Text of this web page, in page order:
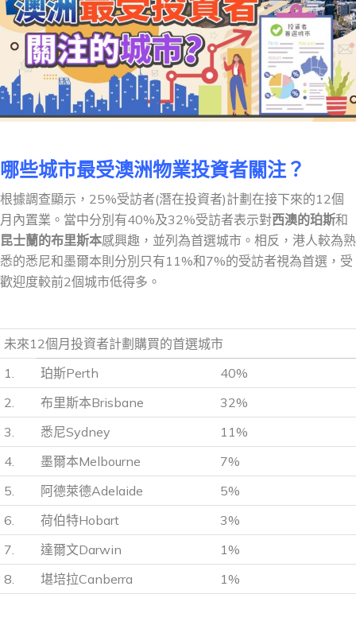
哪些城市最受澳洲物業投資者關注？
根據調查顯示，25%受訪者(潛在投資者)計劃在接下來的12個
月內置業。當中分別有40%及32%受訪者表示對西澳的珀斯和
昆士蘭的布里斯本感興趣，並列為首選城市。相反，港人較為熟
悉的悉尼和墨爾本則分別只有11%和7%的受訪者視為首選，受
歡迎度較前2個城市低得多。
未來12個月投資者計劃購買的首選城市
1.
珀斯Perth
40%
2.
布里斯本Brisbane
32%
3.
悉尼Sydney
11%
4.
墨爾本Melbourne
7%
5.
阿德萊德Adelaide
5%
6.
荷伯特Hobart
3%
7.
達爾文Darwin
1%
8.
堪培拉Canberra 1%